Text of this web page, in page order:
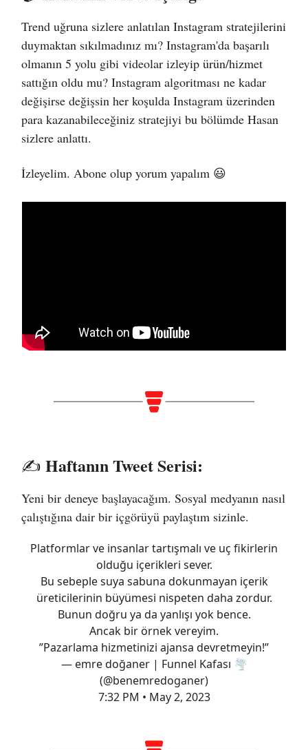
Trend uğruna sizlere anlatılan Instagram stratejilerini
duymaktan sıkılmadınız mı? Instagram'da başarılı
olmanın 5 yolu gibi videolar izleyip ürün/hizmet
sattığın oldu mu? Instagram algoritması ne kadar
değişirse değişsin her koşulda Instagram üzerinden
para kazanabileceğiniz stratejiyi bu bölümde Hasan
sizlere anlattı.
İzleyelim. Abone olup yorum yapalım 😃
✍️ Haftanın Tweet Serisi:
Yeni bir deneye başlayacağım. Sosyal medyanın nasıl
çalıştığına dair bir içgörüyü paylaştım sizinle.
Platformlar ve insanlar tartışmalı ve uç fikirlerin
olduğu içerikleri sever.
Bu sebeple suya sabuna dokunmayan içerik
üreticilerinin büyümesi nispeten daha zordur.
Bunun doğru ya da yanlışı yok bence.
Ancak bir örnek vereyim.
”Pazarlama hizmetinizi ajansa devretmeyin!”
— emre doğaner | Funnel Kafası 🌪️
(@benemredoganer)
7:32 PM • May 2, 2023